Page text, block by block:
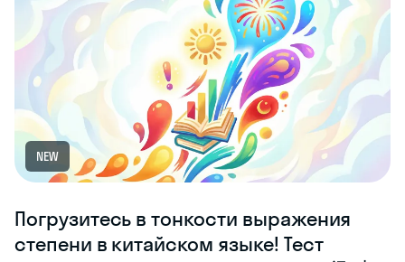
NEW
Погрузитесь в тонкости выражения
степени в китайском языке! Тест